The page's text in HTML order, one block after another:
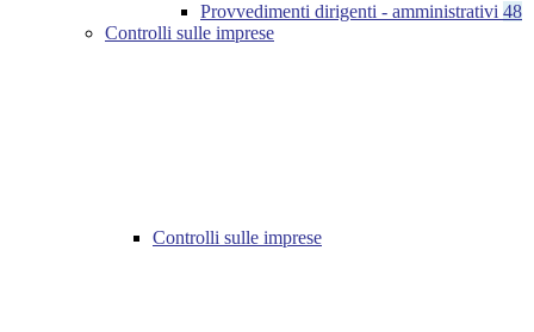
Provvedimenti dirigenti - amministrativi 48
Controlli sulle imprese
Controlli sulle imprese